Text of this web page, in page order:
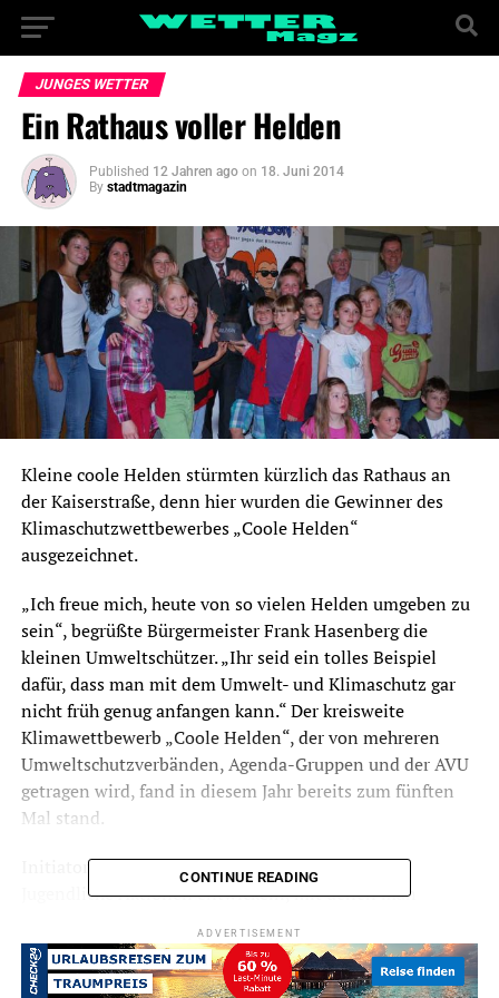
JUNGES WETTER
Ein Rathaus voller Helden
Published 12 Jahren ago on 18. Juni 2014
By stadtmagazin
Kleine coole Helden stürmten kürzlich das Rathaus an
der Kaiserstraße, denn hier wurden die Gewinner des
Klimaschutzwettbewerbes „Coole Helden“
ausgezeichnet.
„Ich freue mich, heute von so vielen Helden umgeben zu
sein“, begrüßte Bürgermeister Frank Hasenberg die
kleinen Umweltschützer. „Ihr seid ein tolles Beispiel
dafür, dass man mit dem Umwelt- und Klimaschutz gar
nicht früh genug anfangen kann.“ Der kreisweite
Klimawettbewerb „Coole Helden“, der von mehreren
Umweltschutzverbänden, Agenda-Gruppen und der AVU
getragen wird, fand in diesem Jahr bereits zum fünften
Mal stand.
Initiator dieses Projektes, bei dem Kinder und
Jugendliche Aktionen entwickeln, mit denen man
Lokalen Agenda 21 aus Wetter. Er hatte damals die Idee,
ein regionales Projekt für den Klimaschutz zu entwickeln
CONTINUE READING
ADVERTISEMENT